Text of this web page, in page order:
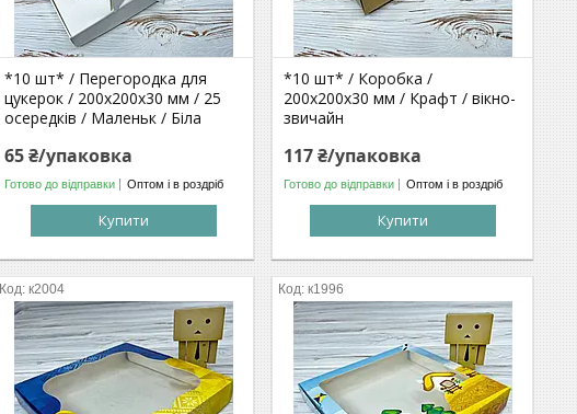
*10 шт* / Перегородка для
цукерок / 200х200х30 мм / 25
осередків / Маленьк / Біла
65 ₴/упаковка
Готово до відправки Оптом і в роздріб
Купити
*10 шт* / Коробка /
200х200х30 мм / Крафт / вікно-
звичайн
117 ₴/упаковка
Готово до відправки Оптом і в роздріб
Купити
к2004 к1996